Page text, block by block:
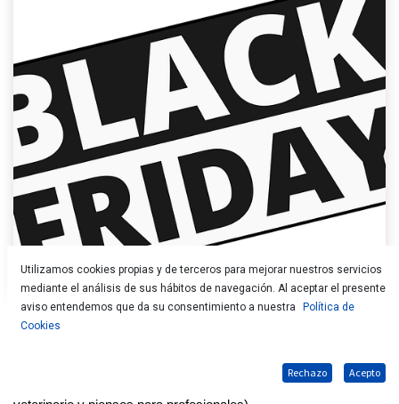
Basauri y Rekalde y descubre todo lo que te puedes ahorrar en
las compras para tu mascota (excepto servicios de peluquería,
Utilizamos cookies propias y de terceros para mejorar nuestros servicios
mediante el análisis de sus hábitos de navegación. Al aceptar el presente
aviso entendemos que da su consentimiento a nuestra
Política de
Cookies
Rechazo Acepto